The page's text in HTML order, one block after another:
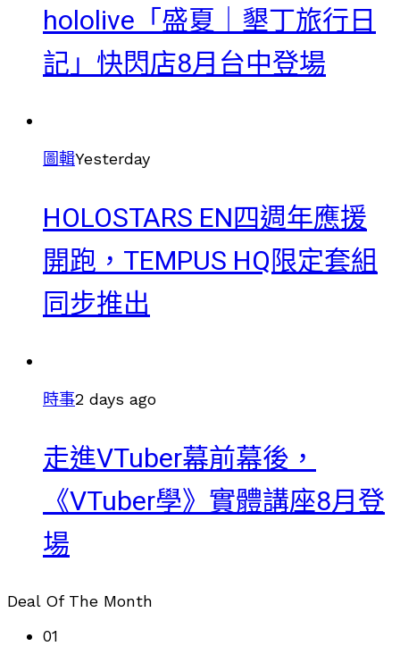
hololive「盛夏｜墾丁旅行日
記」快閃店8月台中登場
圖輯Yesterday
HOLOSTARS EN四週年應援
開跑，TEMPUS HQ限定套組
同步推出
時事2 days ago
走進VTuber幕前幕後，
《VTuber學》實體講座8月登
場
Deal Of The Month
01